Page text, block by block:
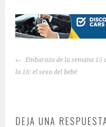
NAVEGACIÓN
DE
Embarazo de la semana 15
la 18: el sexo del bebé
DEJA UNA